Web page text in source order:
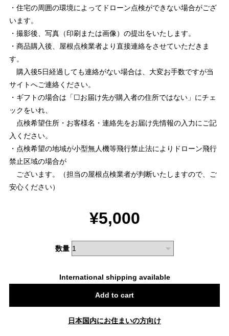
・住宅の周囲の環境によってドローン点検ができない場合がござ
います。
・撮影後、写真（印刷または画像）の提出をいたします。
・商品購入後、屋根点検業者より直接連絡をさせていただきま
す。
購入後5日経過しても連絡がない場合は、大変お手数ですが当
サイトへご連絡ください。
・ギフトの場合は「☐お届け先が購入者の住所ではない」にチェ
ックをいれ、
点検希望住所・お客様名・連絡先をお届け先情報の入力にご記
入ください。
・点検希望の地域が小型無人機等飛行禁止法によりドローン飛行
禁止区域の場合が
ございます。（担当の屋根点検業者が判断いたしますので、ご
安心ください）
¥5,000
数量
International shipping available
Add to cart
日本国内にお住まいの方向け